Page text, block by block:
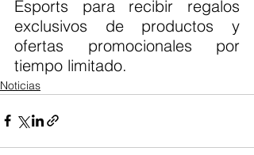
Esports para recibir regalos
exclusivos de productos y
ofertas promocionales por
tiempo limitado.
Noticias